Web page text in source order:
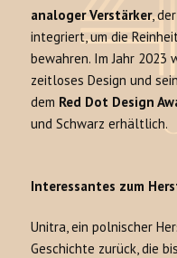
analoger Verstärker,
integriert, um die
bewahren. Im Jahr 2023
zeitloses Design und
dem Red Dot Design
und Schwarz erhältlich.
Interessantes zum
Unitra, ein polnischer
Geschichte zurück, die